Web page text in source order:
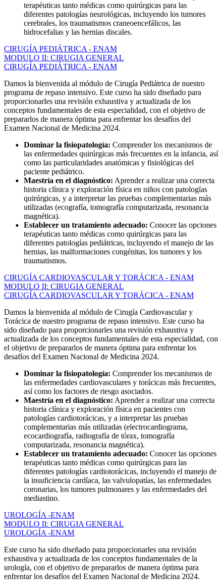
terapéuticas tanto médicas como quirúrgicas para las
diferentes patologías neurológicas, incluyendo los tumores
cerebrales, los traumatismos craneoencefálicos, las
hidrocefalias y las hernias discales.
CIRUGÍA PEDIÁTRICA - ENAM
MODULO II: CIRUGIA GENERAL
CIRUGÍA PEDIÁTRICA - ENAM
Damos la bienvenida al módulo de Cirugía Pediátrica de nuestro
programa de repaso intensivo. Este curso ha sido diseñado para
proporcionarles una revisión exhaustiva y actualizada de los
conceptos fundamentales de esta especialidad, con el objetivo de
prepararlos de manera óptima para enfrentar los desafíos del
Examen Nacional de Medicina 2024.
Dominar la fisiopatología: Comprender los mecanismos de
las enfermedades quirúrgicas más frecuentes en la infancia, así
como las particularidades anatómicas y fisiológicas del
paciente pediátrico.
Maestría en el diagnóstico: Aprender a realizar una correcta
historia clínica y exploración física en niños con patologías
quirúrgicas, y a interpretar las pruebas complementarias más
utilizadas (ecografía, tomografía computarizada, resonancia
magnética).
Establecer un tratamiento adecuado: Conocer las opciones
terapéuticas tanto médicas como quirúrgicas para las
diferentes patologías pediátricas, incluyendo el manejo de las
hernias, las malformaciones congénitas, los tumores y los
traumatismos.
CIRUGÍA CARDIOVASCULAR Y TORÁCICA - ENAM
MODULO II: CIRUGIA GENERAL
CIRUGÍA CARDIOVASCULAR Y TORÁCICA - ENAM
Damos la bienvenida al módulo de Cirugía Cardiovascular y
Torácica de nuestro programa de repaso intensivo. Este curso ha
sido diseñado para proporcionarles una revisión exhaustiva y
actualizada de los conceptos fundamentales de esta especialidad, con
el objetivo de prepararlos de manera óptima para enfrentar los
desafíos del Examen Nacional de Medicina 2024.
Dominar la fisiopatología: Comprender los mecanismos de
las enfermedades cardiovasculares y torácicas más frecuentes,
así como los factores de riesgo asociados.
Maestría en el diagnóstico: Aprender a realizar una correcta
historia clínica y exploración física en pacientes con
patologías cardiotorácicas, y a interpretar las pruebas
complementarias más utilizadas (electrocardiograma,
ecocardiografía, radiografía de tórax, tomografía
computarizada, resonancia magnética).
Establecer un tratamiento adecuado: Conocer las opciones
terapéuticas tanto médicas como quirúrgicas para las
diferentes patologías cardiotorácicas, incluyendo el manejo de
la insuficiencia cardíaca, las valvulopatías, las enfermedades
coronarias, los tumores pulmonares y las enfermedades del
mediastino.
UROLOGÍA -ENAM
MODULO II: CIRUGIA GENERAL
UROLOGÍA -ENAM
Este curso ha sido diseñado para proporcionarles una revisión
exhaustiva y actualizada de los conceptos fundamentales de la
urología, con el objetivo de prepararlos de manera óptima para
enfrentar los desafíos del Examen Nacional de Medicina 2024.